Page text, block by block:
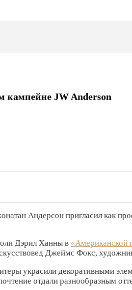
кампейне JW Anderson
Андерсон пригласил как
Дэрил Ханны в «Американской
Джеймс Фокс,
украсили декоративными
отдали разнообразным